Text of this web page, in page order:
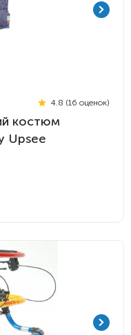
4.8 (16 оценок)
костюм
Upsee